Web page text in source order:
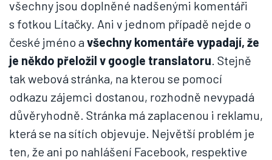
všechny jsou doplněné nadšenými komentáři
s fotkou Lítačky. Ani v jednom případě nejde o
české jméno avšechny komentáře vypadají, že
je někdo přeložil v google translatoru. Stejně
tak webová stránka, na kterou se pomocí
odkazu zájemci dostanou, rozhodně nevypadá
důvěryhodně. Stránka má zaplacenou i reklamu,
která se na sítích objevuje. Největší problém je
ten, že ani po nahlášení Facebook, respektive